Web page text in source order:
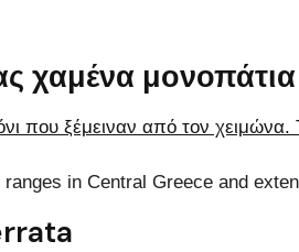
χαμένα μονοπάτια
in Central Greece and